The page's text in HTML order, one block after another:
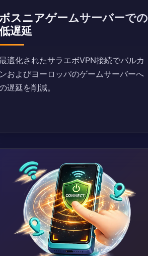
スニアゲームサーバーでの
遅延
適化されたサラエボVPN接続でバルカ
ンおよびヨーロッパのゲームサーバーへ
遅延を削減。